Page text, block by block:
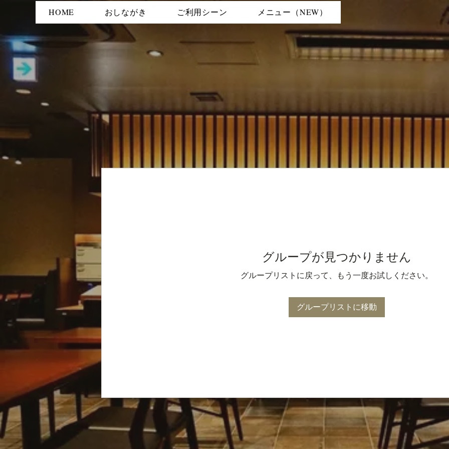
HOME おしながき ご利用シーン メニュー（NEW）
グループが見つかりません
グループリストに戻って、もう一度お試しください。
グループリストに移動